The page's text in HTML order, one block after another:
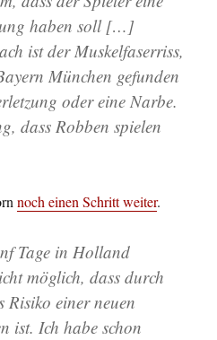
haben soll […]
ist der Muskelfaserriss,
München gefunden
oder eine Narbe.
dass Robben spielen
noch einen Schritt weiter.
Tage in Holland
möglich, dass durch
Risiko einer neuen
ist. Ich habe schon